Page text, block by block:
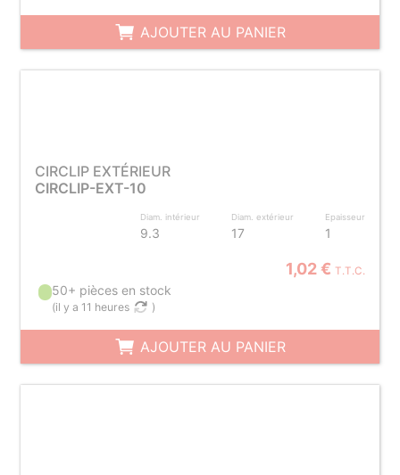
AJOUTER AU PANIER
CIRCLIP EXTÉRIEUR
CIRCLIP-EXT-10
Diam. intérieur
9.3
Diam. extérieur
17
Epaisseur
1
1,02 € T.T.C.
50+ pièces en stock
(il y a 11 heures )
AJOUTER AU PANIER